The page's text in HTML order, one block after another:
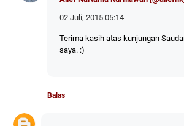
02 Juli, 2015 05:14
Terima kasih atas kunjungan
saya. :)
Balas